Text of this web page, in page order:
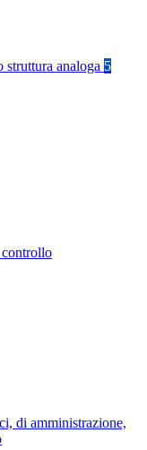
analoga 5
di amministrazione,